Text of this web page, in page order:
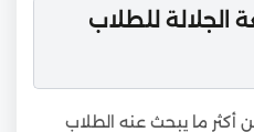
للطلاب
أكثر ما يبحث عنه الطلاب